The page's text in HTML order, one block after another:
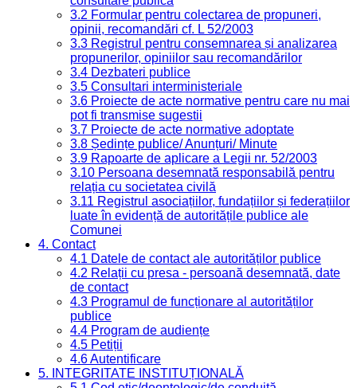
3.2 Formular pentru colectarea de propuneri,
opinii, recomandări cf. L 52/2003
3.3 Registrul pentru consemnarea și analizarea
propunerilor, opiniilor sau recomandărilor
3.4 Dezbateri publice
3.5 Consultari interministeriale
3.6 Proiecte de acte normative pentru care nu mai
pot fi transmise sugestii
3.7 Proiecte de acte normative adoptate
3.8 Ședințe publice/ Anunțuri/ Minute
3.9 Rapoarte de aplicare a Legii nr. 52/2003
3.10 Persoana desemnată responsabilă pentru
relația cu societatea civilă
3.11 Registrul asociațiilor, fundațiilor și federațiilor
luate în evidență de autoritățile publice ale
Comunei
4. Contact
4.1 Datele de contact ale autorităților publice
4.2 Relații cu presa - persoană desemnată, date
de contact
4.3 Programul de funcționare al autorităților
publice
4.4 Program de audiențe
4.5 Petiții
4.6 Autentificare
5. INTEGRITATE INSTITUȚIONALĂ